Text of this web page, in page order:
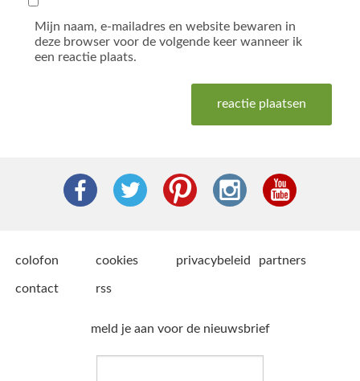
Mijn naam, e-mailadres en website bewaren in
deze browser voor de volgende keer wanneer ik
een reactie plaats.
colofon cookies privacybeleid partners
contact rss
meld je aan voor de nieuwsbrief